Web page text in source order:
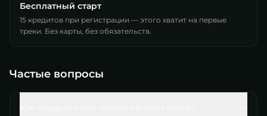
Бесплатный старт
15 кредитов при регистрации — этого хватит на первые
треки. Без карты, без обязательств.
Частые вопросы